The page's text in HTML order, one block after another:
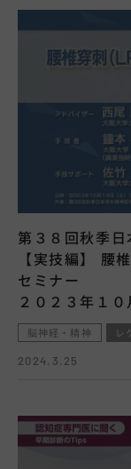
第３８回秋季
【実技編】
セミナー
２０２３年１
脳神経・精神
レ
2024.3.25